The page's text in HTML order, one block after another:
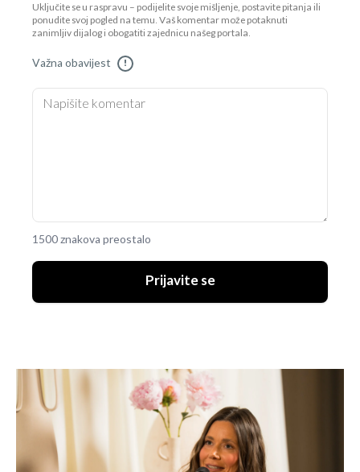
Uključite se u raspravu – podijelite svoje mišljenje, postavite pitanja ili
ponudite svoj pogled na temu. Vaš komentar može potaknuti
zanimljiv dijalog i obogatiti zajednicu našeg portala.
Važna obavijest !
1500 znakova preostalo
Prijavite se